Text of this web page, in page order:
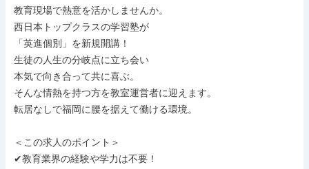
教育現場で熱意を活かしませんか。
西日本トップクラスの学習塾が
「英進個別」を新規開講！
生徒の人生の分岐点に立ち会い
本気で向き合って共に喜ぶ。
そんな情熱を持つ方を教室運営者に迎えます。
転居なしで福岡に腰を据えて働ける環境。
＜この求人のポイント＞
✔教育業界の経験や学力は不要！